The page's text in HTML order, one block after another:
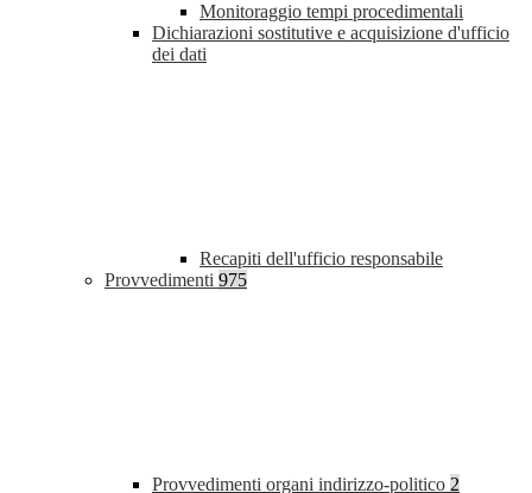
Monitoraggio tempi procedimentali
Dichiarazioni sostitutive e acquisizione d'ufficio
dei dati
Recapiti dell'ufficio responsabile
Provvedimenti 975
Provvedimenti organi indirizzo-politico 2